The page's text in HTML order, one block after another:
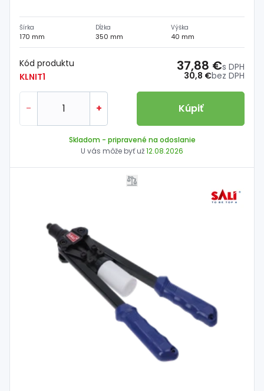
Šírka
170 mm
Dĺžka
350 mm
Výška
40 mm
Kód produktu
KLNIT1
30,8 €bez DPH
37,88 €s DPH
- + Kúpiť
Skladom - pripravené na odoslanie
U vás môže byť už12.08.2026